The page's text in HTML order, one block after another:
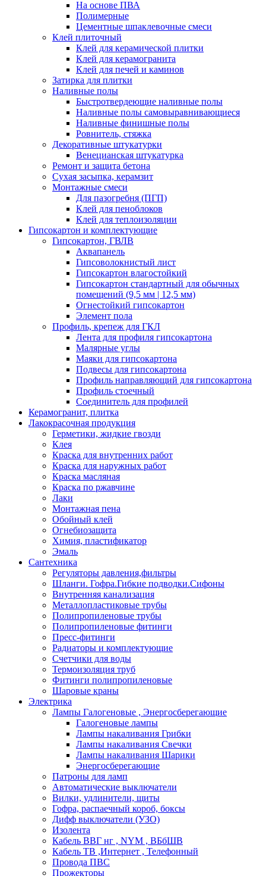
На основе ПВА
Полимерные
Цементные шпаклевочные смеси
Клей плиточный
Клей для керамической плитки
Клей для керамогранита
Клей для печей и каминов
Затирка для плитки
Наливные полы
Быстротвердеющие наливные полы
Наливные полы самовыравнивающиеся
Наливные финишные полы
Ровнитель, стяжка
Декоративные штукатурки
Венецианская штукатурка
Ремонт и защита бетона
Сухая засыпка, керамзит
Монтажные смеси
Для пазогребня (ПГП)
Клей для пеноблоков
Клей для теплоизоляции
Гипсокартон и комплектующие
Гипсокартон, ГВЛВ
Аквапанель
Гипсоволокнистый лист
Гипсокартон влагостойкий
Гипсокартон стандартный для обычных
помещений (9,5 мм | 12,5 мм)
Огнестойкий гипсокартон
Элемент пола
Профиль, крепеж для ГКЛ
Лента для профиля гипсокартона
Малярные углы
Маяки для гипсокартона
Подвесы для гипсокартона
Профиль направляющий для гипсокартона
Профиль стоечный
Соединитель для профилей
Керамогранит, плитка
Лакокрасочная продукция
Герметики, жидкие гвозди
Клея
Краска для внутренних работ
Краска для наружных работ
Краска масляная
Краска по ржавчине
Лаки
Монтажная пена
Обойный клей
Огнебиозащита
Химия, пластификатор
Эмаль
Сантехника
Регуляторы давления,фильтры
Шланги. Гофра.Гибкие подводки.Сифоны
Внутренняя канализация
Металлопластиковые трубы
Полипропиленовые трубы
Полипропиленовые фитинги
Пресс-фитинги
Радиаторы и комплектующие
Счетчики для воды
Термоизоляция труб
Фитинги полипропиленовые
Шаровые краны
Электрика
Лампы Галогеновые , Энергосберегающие
Галогеновые лампы
Лампы накаливания Грибки
Лампы накаливания Свечки
Лампы накаливания Шарики
Энергосберегающие
Патроны для ламп
Автоматические выключатели
Вилки, удлинители, щиты
Гофра, распаечный короб, боксы
Дифф выключатели (УЗО)
Изолента
Кабель ВВГ нг , NYM , ВБбШВ
Кабель ТВ ,Интернет , Телефонный
Провода ПВС
Прожекторы